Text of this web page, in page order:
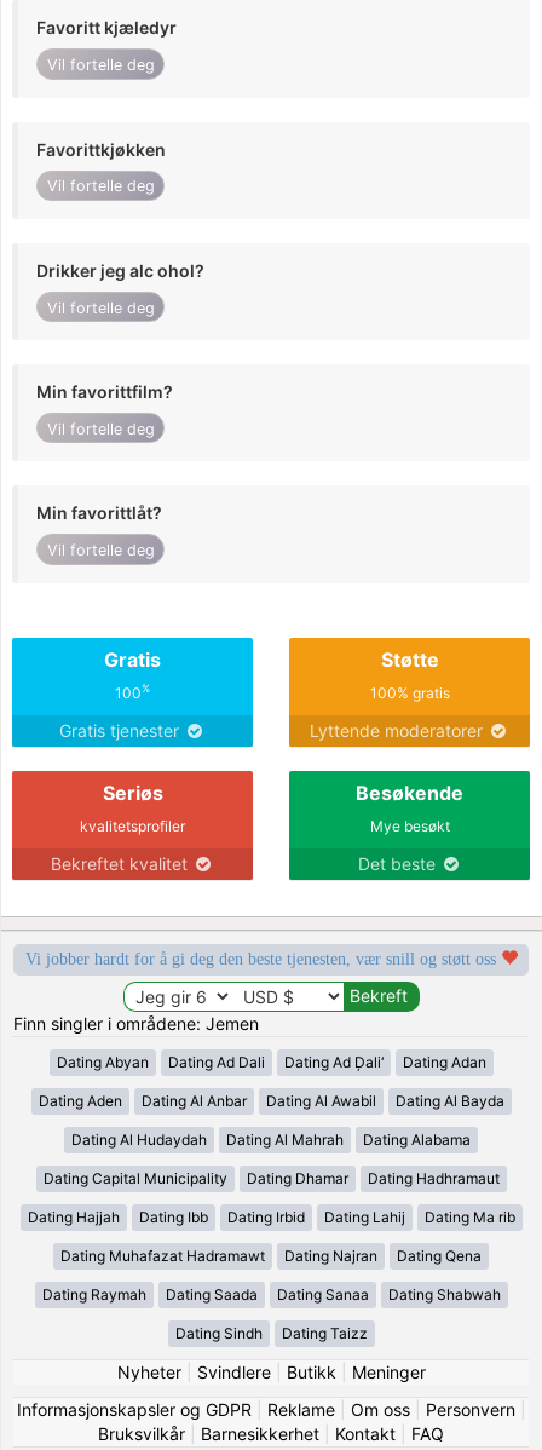
Favoritt kjæledyr
Vil fortelle deg
Favorittkjøkken
Vil fortelle deg
Drikker jeg alc ohol?
Vil fortelle deg
Min favorittfilm?
Vil fortelle deg
Min favorittlåt?
Vil fortelle deg
Gratis
100%
Gratis tjenester
Støtte
100% gratis
Lyttende moderatorer
Seriøs
kvalitetsprofiler
Bekreftet kvalitet
Besøkende
Mye besøkt
Det beste
Vi jobber hardt for å gi deg den beste tjenesten, vær snill og støtt oss
Finn singler i områdene: Jemen
Dating Abyan Dating Ad Dali Dating Ad Ḑali‘ Dating Adan
Dating Aden Dating Al Anbar Dating Al Awabil Dating Al Bayda
Dating Al Hudaydah Dating Al Mahrah Dating Alabama
Dating Capital Municipality Dating Dhamar Dating Hadhramaut
Dating Hajjah Dating Ibb Dating Irbid Dating Lahij Dating Ma rib
Dating Muhafazat Hadramawt Dating Najran Dating Qena
Dating Raymah Dating Saada Dating Sanaa Dating Shabwah
Dating Sindh Dating Taizz
Nyheter| Svindlere| Butikk
Meninger
Informasjonskapsler og GDPR
Reklame| Om oss| Personvern|
Bruksvilkår
Barnesikkerhet Kontakt FAQ